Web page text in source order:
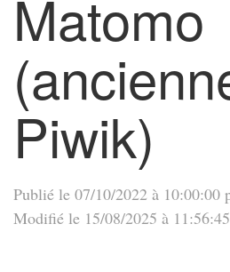
Matomo
Piwik)
Publié le 07/10/2022 à 10:00:00
Modifié le 15/08/2025 à 11:56:45